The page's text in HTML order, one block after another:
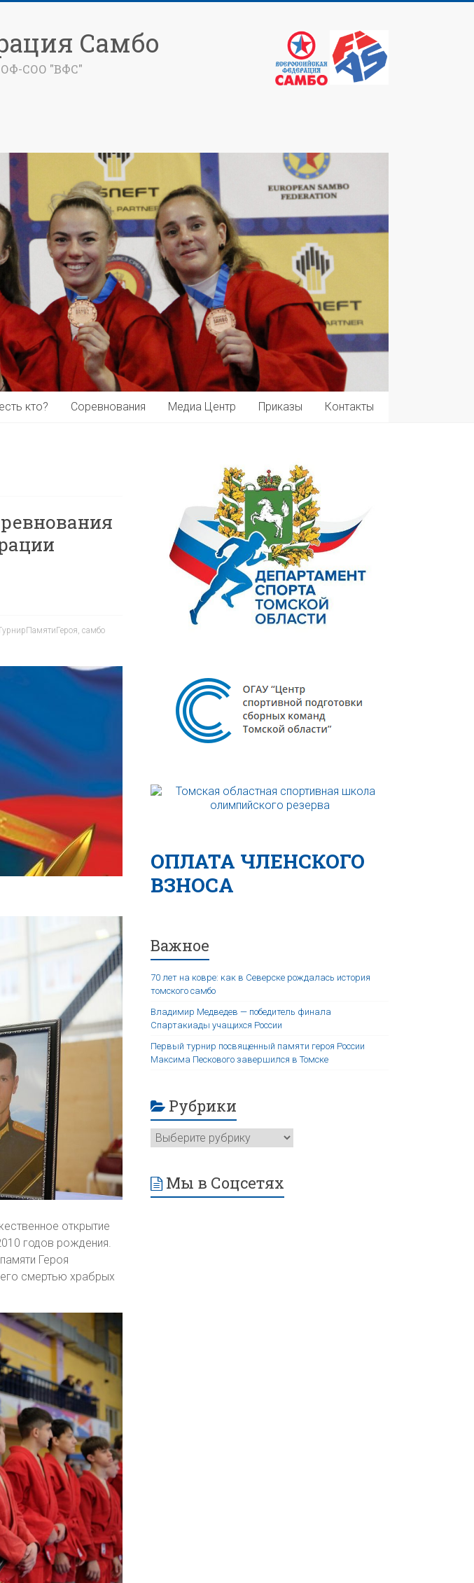
Самбо
ОФ-СОО "ВФС"
кто? Соревнования Медиа Центр Приказы Контакты
самбо
открытие
годов рождения.
Героя
смертью храбрых
ОПЛАТА ЧЛЕНСКОГО
ВЗНОСА
Важное
70 лет на ковре: как в Северске рождалась история
томского самбо
Владимир Медведев — победитель финала
Спартакиады учащихся России
Первый турнир посвященный памяти героя России
Максима Пескового завершился в Томске
Рубрики
Мы в Соцсетях